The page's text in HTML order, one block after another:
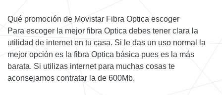
Qué promoción de Movistar Fibra Optica escoger
Para escoger la mejor fibra Optica debes tener clara la
utilidad de internet en tu casa. Si le das un uso normal la
mejor opción es la fibra Optica básica pues es la más
barata. Si utilizas internet para muchas cosas te
aconsejamos contratar la de 600Mb.